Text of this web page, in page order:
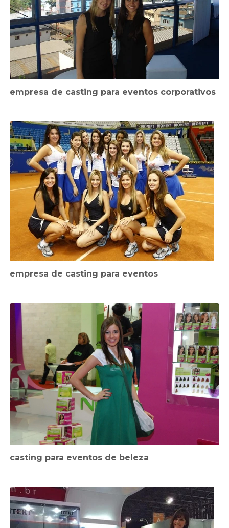
empresa de casting para eventos corporativos
empresa de casting para eventos
casting para eventos de beleza